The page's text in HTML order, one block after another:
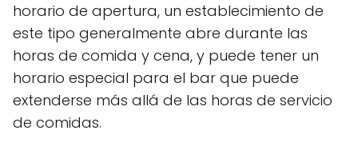
horario de apertura, un establecimiento de
este tipo generalmente abre durante las
horas de comida y cena, y puede tener un
horario especial para el bar que puede
extenderse más allá de las horas de servicio
de comidas.